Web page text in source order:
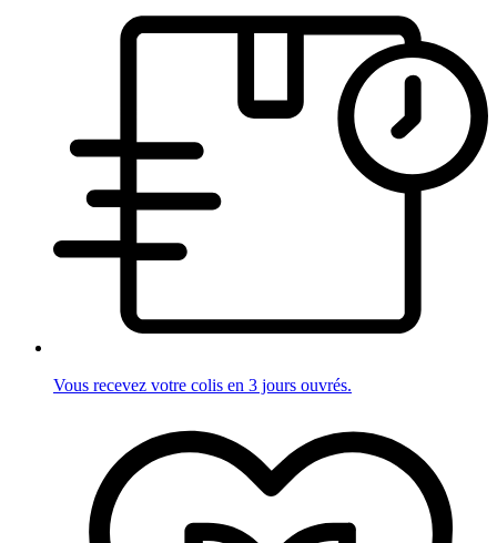
Vous recevez votre colis en 3 jours ouvrés.